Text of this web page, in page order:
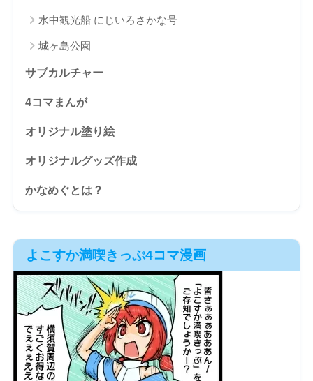
水中観光船 にじいろさかな号
城ヶ島公園
サブカルチャー
4コマまんが
オリジナル塗り絵
オリジナルグッズ作成
かなめぐとは？
よこすか満喫きっぷ4コマ漫画